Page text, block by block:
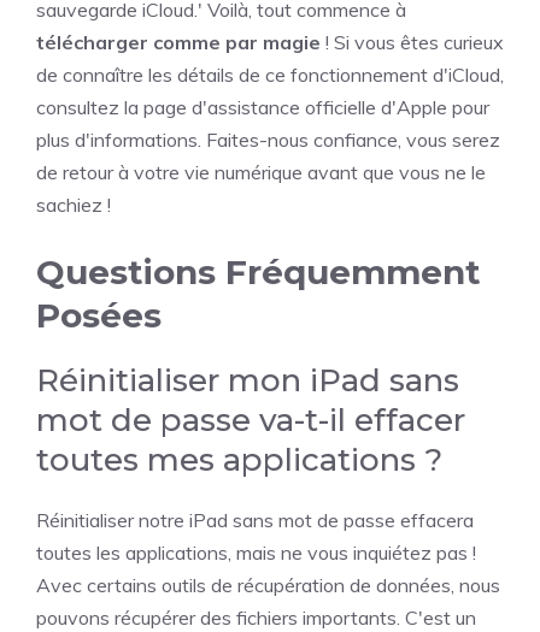
sauvegarde iCloud.' Voilà, tout commence à
télécharger comme par magie ! Si vous êtes curieux
de connaître les détails de ce fonctionnement d'iCloud,
consultez la page d'assistance officielle d'Apple pour
plus d'informations. Faites-nous confiance, vous serez
de retour à votre vie numérique avant que vous ne le
sachiez !
Questions Fréquemment
Posées
Réinitialiser mon iPad sans
mot de passe va-t-il effacer
toutes mes applications ?
Réinitialiser notre iPad sans mot de passe effacera
toutes les applications, mais ne vous inquiétez pas !
Avec certains outils de récupération de données, nous
pouvons récupérer des fichiers importants. C'est un